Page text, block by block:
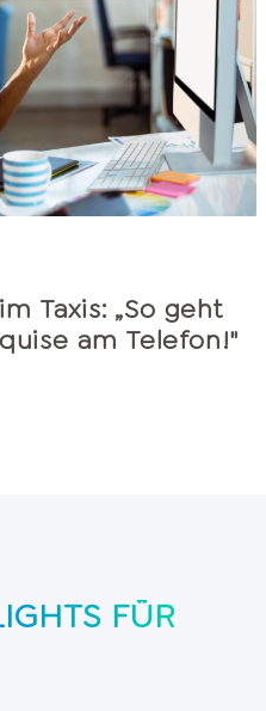
Taxis: „So geht
am Telefon!"
FÜR